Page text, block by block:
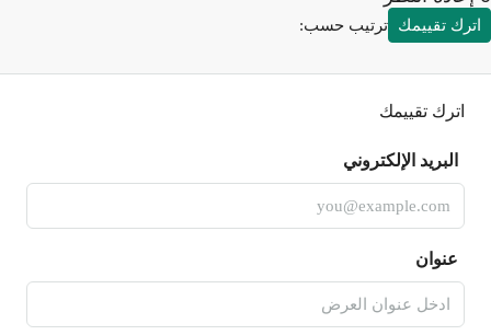
ترتيب حسب: تقييمك
اترك تقييمك
البريد الإلكتروني
عنوان